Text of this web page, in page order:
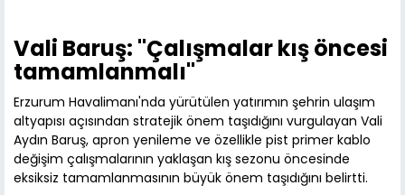
Vali Baruş: "Çalışmalar kış öncesi
tamamlanmalı"
Erzurum Havalimanı'nda yürütülen yatırımın şehrin ulaşım
altyapısı açısından stratejik önem taşıdığını vurgulayan Vali
Aydın Baruş, apron yenileme ve özellikle pist primer kablo
değişim çalışmalarının yaklaşan kış sezonu öncesinde
eksiksiz tamamlanmasının büyük önem taşıdığını belirtti.